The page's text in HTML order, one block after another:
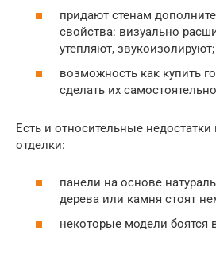
придают стенам
свойства: визуально
утепляют, звукоизолируют;
возможность как купить
сделать их
Есть и относительные
отделки:
панели на основе
дерева или камня стоят
некоторые модели боятся